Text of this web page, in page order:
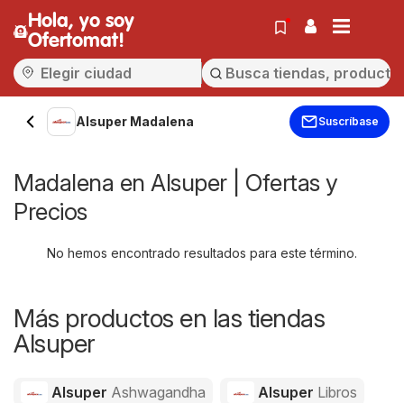
Hola, yo soy
Ofertomat!
Alsuper Madalena Suscríbase
Madalena en Alsuper | Ofertas y
Precios
No hemos encontrado resultados para este término.
Más productos en las tiendas
Alsuper
Alsuper Ashwagandha Alsuper Libros